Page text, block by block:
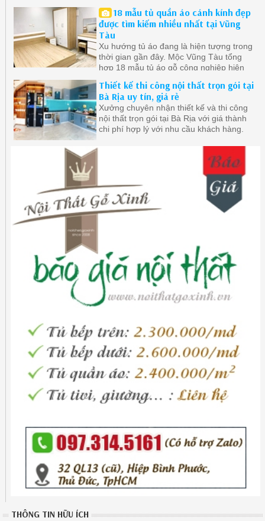
18 mẫu tủ quần áo cánh kính đẹp
được tìm kiếm nhiều nhất tại Vũng
Tàu
Xu hướng tủ áo đang là hiện tượng trong
thời gian gần đây. Mộc Vũng Tàu tổng
hợp 18 mẫu tủ áo gỗ công nghiệp hiện
Thiết kế thi công nội thất trọn gói tại
Bà Rịa uy tín, giá rẻ
Xưởng chuyên nhận thiết kế và thi công
nội thất trọn gói tại Bà Rịa với giá thành
chi phí hợp lý với nhu cầu khách hàng.
THÔNG TIN HỮU ÍCH